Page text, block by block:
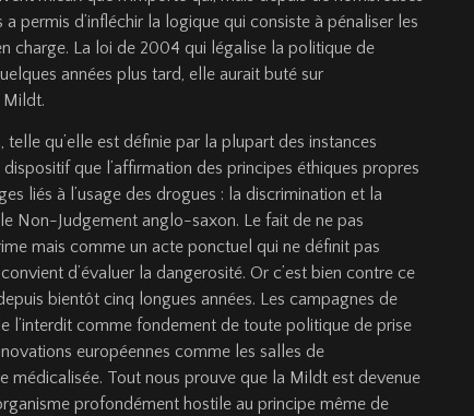
permis d’infléchir la logique qui consiste à pénaliser les
charge. La loi de 2004 qui légalise la politique de
années plus tard, elle aurait buté sur
Mildt.
qu’elle est défi­nie par la plupart des instances
que l’affirmation des principes éthiques propres
liés à l’usage des drogues : la discrimination et la
Non-Judgement anglo-saxon. Le fait de ne pas
mais comme un acte ponctuel qui ne définit pas
d’évaluer la dangerosité. Or c’est bien contre ce
bientôt cinq longues années. Les campagnes de
l’interdit comme fondement de toute politique de prise
européennes comme les salles de
médicalisée. Tout nous prouve que la Mildt est devenue
pro­fondément hostile au principe même de